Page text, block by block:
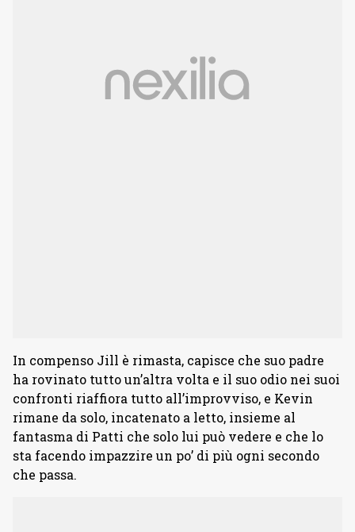
In compenso Jill è rimasta, capisce che suo padre
ha rovinato tutto un’altra volta e il suo odio nei suoi
confronti riaffiora tutto all’improvviso, e Kevin
rimane da solo, incatenato a letto, insieme al
fantasma di Patti che solo lui può vedere e che lo
sta facendo impazzire un po’ di più ogni secondo
che passa.